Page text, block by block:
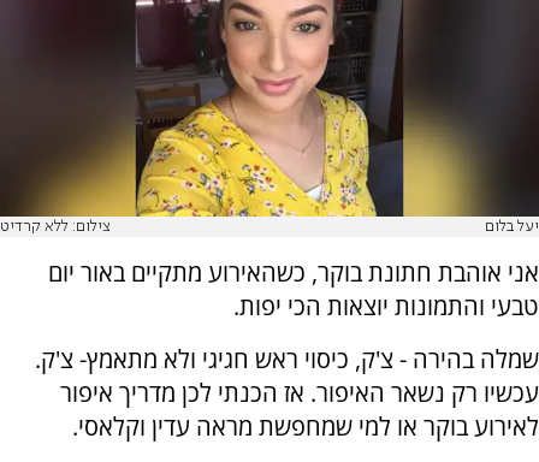
יעל בלום צילום: ללא קרדיט
אני אוהבת חתונת בוקר, כשהאירוע מתקיים באור יום
טבעי והתמונות יוצאות הכי יפות.
שמלה בהירה - צ'ק, כיסוי ראש חגיגי ולא מתאמץ- צ'ק.
עכשיו רק נשאר האיפור. אז הכנתי לכן מדריך איפור
לאירוע בוקר או למי שמחפשת מראה עדין וקלאסי.